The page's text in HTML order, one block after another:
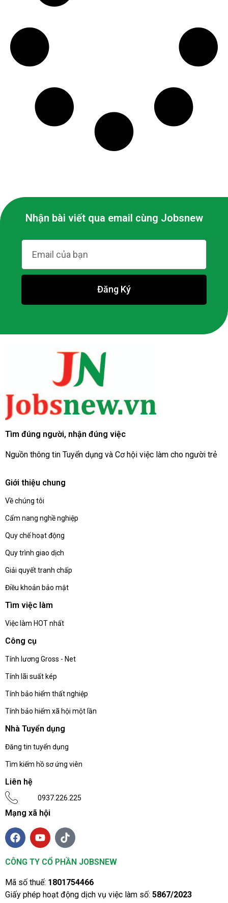
Nhận bài viết qua email cùng Jobsnew
Đăng Ký
Tìm đúng người, nhận đúng việc
Nguồn thông tin Tuyển dụng và Cơ hội việc làm cho người trẻ
Giới thiệu chung
Về chúng tôi
Cẩm nang nghề nghiệp
Quy chế hoạt động
Quy trình giao dịch
Giải quyết tranh chấp
Điều khoản bảo mật
Tìm việc làm
Việc làm HOT nhất
Công cụ
Tính lương Gross - Net
Tính lãi suất kép
Tính bảo hiểm thất nghiệp
Tính bảo hiểm xã hội một lần
Nhà Tuyển dụng
Đăng tin tuyển dụng
Tìm kiếm hồ sơ ứng viên
Liên hệ
0937.226.225
Mạng xã hội
CÔNG TY CỔ PHẦN JOBSNEW
Mã số thuế: 1801754466
Giấy phép hoạt động dịch vụ việc làm số: 5867/2023